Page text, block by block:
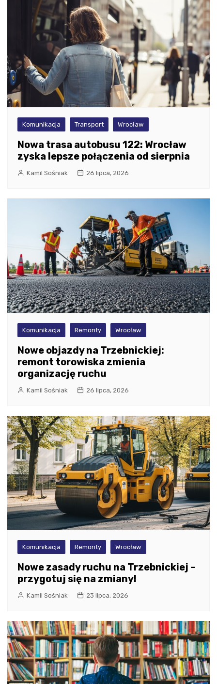
Komunikacja Transport Wrocław
Nowa trasa autobusu 122: Wrocław
zyska lepsze połączenia od sierpnia
Kamil Sośniak 26 lipca, 2026
Komunikacja Remonty Wrocław
Nowe objazdy na Trzebnickiej:
remont torowiska zmienia
organizację ruchu
Kamil Sośniak 26 lipca, 2026
Komunikacja Remonty Wrocław
Nowe zasady ruchu na Trzebnickiej –
przygotuj się na zmiany!
Kamil Sośniak 23 lipca, 2026